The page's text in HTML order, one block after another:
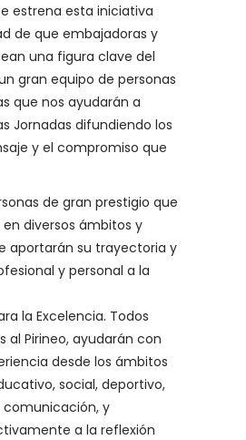
estrena esta iniciativa
de que embajadoras y
una figura clave del
gran equipo de personas
que nos ayudarán a
Jornadas difundiendo los
y el compromiso que
de gran prestigio que
diversos ámbitos y
aportarán su trayectoria y
y personal a la
la Excelencia. Todos
al Pirineo, ayudarán con
desde los ámbitos
social, deportivo,
y
a la reflexión